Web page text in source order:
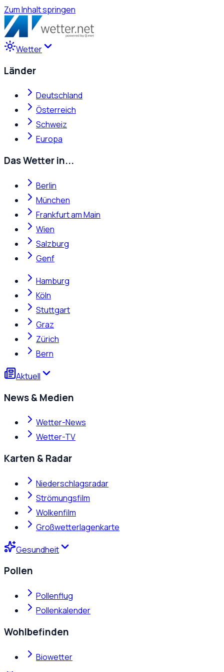
Zum Inhalt springen
Wetter
Länder
Deutschland
Österreich
Schweiz
Europa
Das Wetter in...
Berlin
München
Frankfurt am Main
Wien
Salzburg
Genf
Hamburg
Köln
Stuttgart
Graz
Zürich
Bern
Aktuell
News & Medien
Wetter-News
Wetter-TV
Karten & Radar
Niederschlagsradar
Strömungsfilm
Wolkenfilm
Großwetterlagenkarte
Gesundheit
Pollen
Pollenflug
Pollenkalender
Wohlbefinden
Biowetter